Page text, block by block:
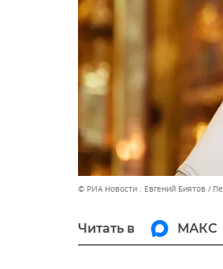
© РИА Новости . Евгений Биятов
Читать в МАКС